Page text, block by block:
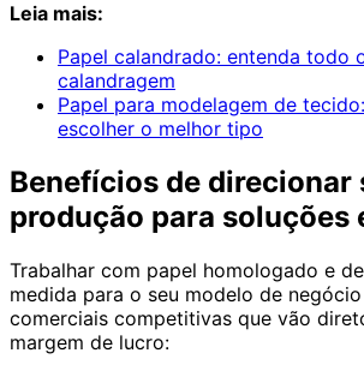
Leia mais:
Papel calandrado: entenda todo
calandragem
Papel para modelagem de
escolher o melhor tipo
Benefícios de direcionar
produção para soluções
Trabalhar com papel homologado e
medida para o seu modelo de
comerciais competitivas que vão
margem de lucro: